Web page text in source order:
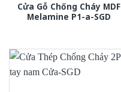
Cửa Gỗ Chống Cháy MDF
Melamine P1-a-SGD